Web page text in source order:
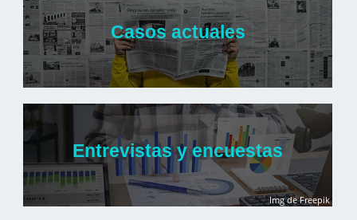
Casos actuales
Entrevistas y encuestas
Img de Freepik